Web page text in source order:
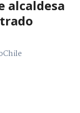
alcaldesa